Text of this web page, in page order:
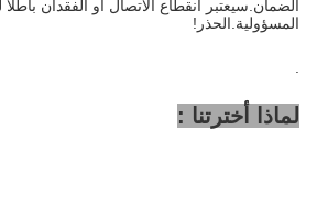
الضمان.سيعتبر انقطاع الاتصال أو الفقدان
المسؤولية.الحذر!
لماذا أخترتنا :